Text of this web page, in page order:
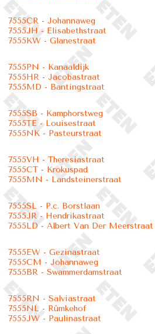
7555CR - Johannaweg
7555JH - Elisabethstraat
7555KW - Glanestraat
7555PN - Kanaaldijk
7555HR - Jacobastraat
7555MD - Bantingstraat
7555SB - Kamphorstweg
7555TE - Louisestraat
7555NK - Pasteurstraat
7555VH - Theresiastraat
7555CT - Krokuspad
7555MN - Landsteinerstraat
7555SL - P.c. Borstlaan
7555JR - Hendrikastraat
7555LD - Albert Van Der Meerstraat
7555EW - Gezinastraat
7555CM - Johannaweg
7555BR - Swammerdamstraat
7555RN - Salviastraat
7555NL - Rümkehof
7555JW - Paulinastraat